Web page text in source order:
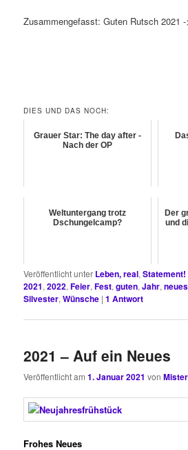
Zusammengefasst: Guten Rutsch 2021
DIES UND DAS NOCH:
Grauer Star: The day after -
Nach der OP
Weltuntergang trotz
Dschungelcamp?
Der
und
Veröffentlicht unter Leben, real,Statement!
2021,2022,Feier,Fest,guten,Jahr,neues
Silvester,Wünsche |1 Antwort
2021 – Auf ein Neues
Veröffentlicht am1. Januar 2021 von
Frohes Neues